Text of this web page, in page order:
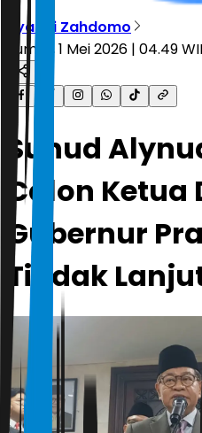
Ryandi Zahdomo
Jumat, 1 Mei 2026 | 04.49
Suhud
Calon Ketua
Gubernur
Tindak